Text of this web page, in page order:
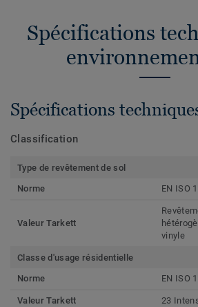
Spécifications
Spécifications
Classification
Type de revêtement de sol
Norme
EN ISO
Valeur Tarkett
vinyle
Classe d'usage résidentielle
Norme
EN ISO
Valeur Tarkett 23